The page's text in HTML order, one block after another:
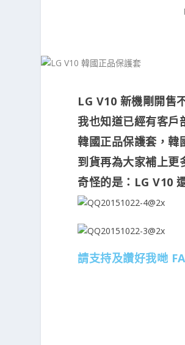
LG V10 新機剛開售
我也知道已經有客戶
韓國正品保護套，韓
到貨再為大家補上更
奇怪的是：LG V10
請支持及讚好我哋